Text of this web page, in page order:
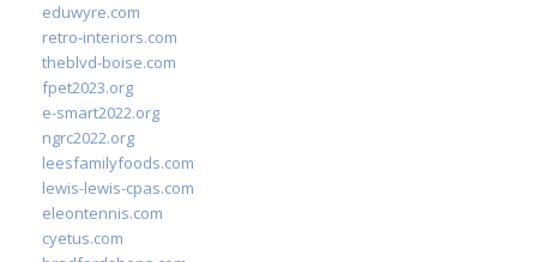
eduwyre.com
retro-interiors.com
theblvd-boise.com
fpet2023.org
e-smart2022.org
ngrc2022.org
leesfamilyfoods.com
lewis-lewis-cpas.com
eleontennis.com
cyetus.com